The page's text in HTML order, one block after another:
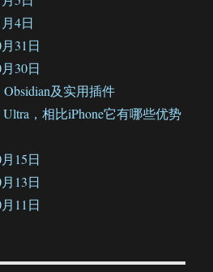
4日
31日
30日
及实用插件
，相比iPhone它有哪些优势
15日
13日
11日